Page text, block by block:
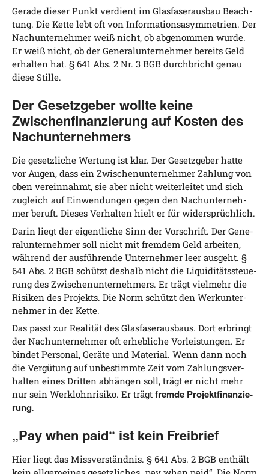
Gera­de die­ser Punkt ver­dient im Glas­fa­ser­aus­bau Beach­
tung. Die Ket­te lebt oft von Infor­ma­ti­ons­asym­me­trien. Der
Nach­un­ter­neh­mer weiß nicht, ob abge­nom­men wur­de.
Er weiß nicht, ob der Gene­ral­un­ter­neh­mer bereits Geld
erhal­ten hat. § 641 Abs. 2 Nr. 3 BGB durch­bricht genau
die­se Stille.
Der Gesetzgeber wollte keine
Zwischenfinanzierung auf Kosten des
Nachunternehmers
Die gesetz­li­che Wer­tung ist klar. Der Gesetz­ge­ber hat­te
vor Augen, dass ein Zwi­schen­un­ter­neh­mer Zah­lung von
oben ver­ein­nahmt, sie aber nicht wei­ter­lei­tet und sich
zugleich auf Ein­wen­dun­gen gegen den Nach­un­ter­neh­
mer beruft. Die­ses Ver­hal­ten hielt er für widersprüchlich.
Dar­in liegt der eigent­li­che Sinn der Vor­schrift. Der Gene­
ral­un­ter­neh­mer soll nicht mit frem­dem Geld arbei­ten,
wäh­rend der aus­füh­ren­de Unter­neh­mer leer aus­geht. §
641 Abs. 2 BGB schützt des­halb nicht die Liqui­di­täts­steue­
rung des Zwi­schen­un­ter­neh­mers. Er trägt viel­mehr die
Risi­ken des Pro­jekts. Die Norm schützt den Werk­un­ter­
neh­mer in der Kette.
Das passt zur Rea­li­tät des Glas­fa­ser­aus­baus. Dort erbringt
der Nach­un­ter­neh­mer oft erheb­li­che Vor­leis­tun­gen. Er
bin­det Per­so­nal, Gerä­te und Mate­ri­al. Wenn dann noch
die Ver­gü­tung auf unbe­stimm­te Zeit vom Zah­lungs­ver­
hal­ten eines Drit­ten abhän­gen soll, trägt er nicht mehr
nur sein Werk­lohn­ri­si­ko. Er trägt frem­de Pro­jekt­fi­nan­zie­
rung.
„Pay when paid“ ist kein Freibrief
Hier liegt das Miss­ver­ständ­nis. § 641 Abs. 2 BGB ent­hält